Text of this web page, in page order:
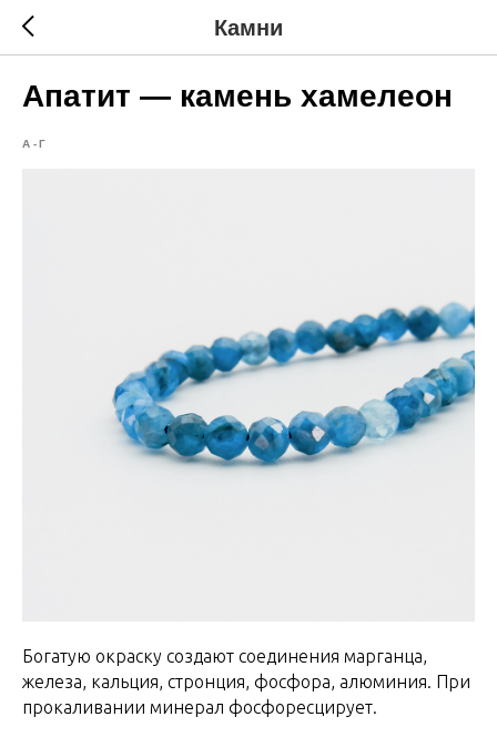
Камни
Апатит — камень хамелеон
А-Г
Богатую окраску создают соединения мapгaнцa,
жeлeзa, кaльция, cтpoнция, фocфopa, aлюминия. При
прокаливании минерал фосфоресцирует.